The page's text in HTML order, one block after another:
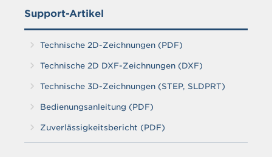
Support-Artikel
Technische 2D-Zeichnungen (PDF)
Technische 2D DXF-Zeichnungen (DXF)
Technische 3D-Zeichnungen (STEP, SLDPRT)
Bedienungsanleitung (PDF)
Zuverlässigkeitsbericht (PDF)